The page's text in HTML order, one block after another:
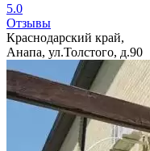
5.0
Отзывы
Краснодарский край,
Анапа, ул.Толстого, д.90